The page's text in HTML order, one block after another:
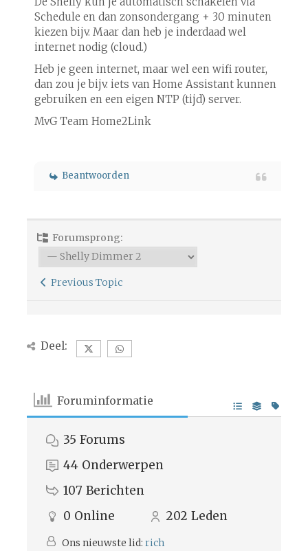
Schedule en dan zonsondergang + 30 minuten
kiezen bijv. Maar dan heb je inderdaad wel
internet nodig (cloud.)
Heb je geen internet, maar wel een wifi router,
dan zou je bijv. iets van Home Assistant kunnen
gebruiken en een eigen NTP (tijd) server.
MvG Team Home2Link
Beantwoorden
Forumsprong:
Previous Topic
Deel:
Foruminformatie
35 Forums
44 Onderwerpen
107 Berichten
0 Online 202 Leden
Ons nieuwste lid: rich